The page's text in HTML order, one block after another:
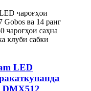
LED
DMX512